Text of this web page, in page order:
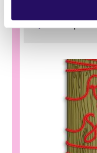
Katraanpuisto